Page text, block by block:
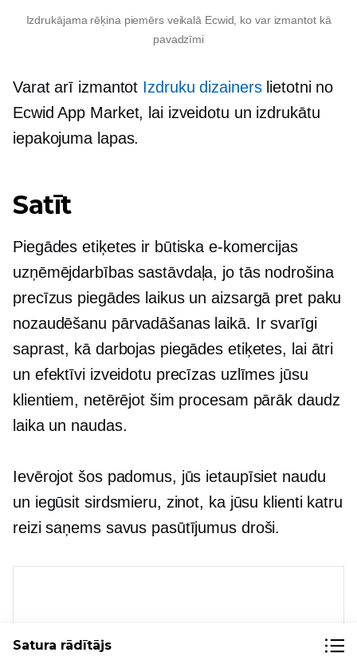
Izdrukājama rēķina piemērs veikalā Ecwid, ko var izmantot kā
pavadzīmi
Varat arī izmantot Izdruku dizainerslietotni no
Ecwid App Market, lai izveidotu un izdrukātu
iepakojuma lapas.
Satīt
Piegādes etiķetes ir būtiska e-komercijas
uzņēmējdarbības sastāvdaļa, jo tās nodrošina
precīzus piegādes laikus un aizsargā pret paku
nozaudēšanu pārvadāšanas laikā. Ir svarīgi
saprast, kā darbojas piegādes etiķetes, lai ātri
un efektīvi izveidotu precīzas uzlīmes jūsu
klientiem, netērējot šim procesam pārāk daudz
laika un naudas.
Ievērojot šos padomus, jūs ietaupīsiet naudu
un iegūsit sirdsmieru, zinot, ka jūsu klienti katru
reizi saņems savus pasūtījumus droši.
Satura rādītājs